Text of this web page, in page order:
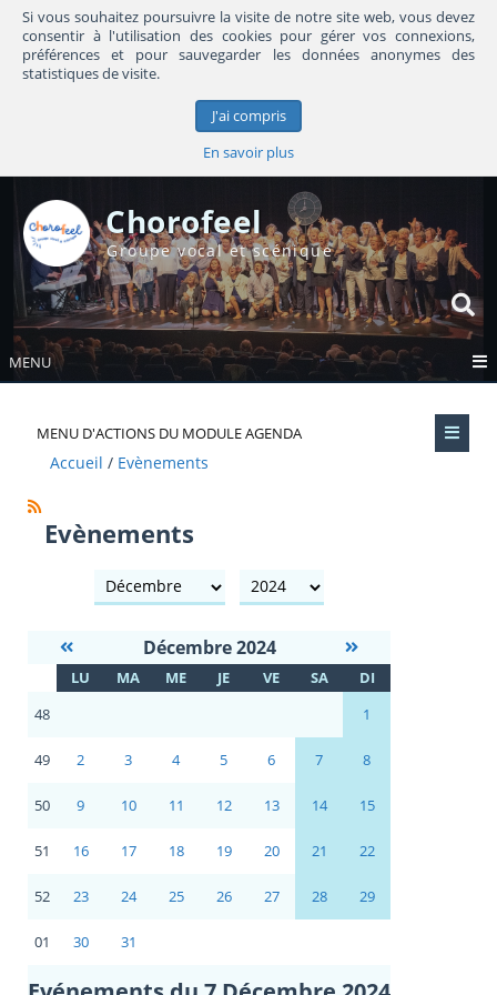
Si vous souhaitez poursuivre la visite de notre site web, vous devez
consentir à l'utilisation des cookies pour gérer vos connexions,
préférences et pour sauvegarder les données anonymes des
statistiques de visite.
J'ai compris
En savoir plus
Chorofeel
Groupe vocal et scénique
MENU
MENU D'ACTIONS DU MODULE AGENDA
Accueil Evènements
Evènements
mois année
Décembre 2024
LU MA ME JE VE SA
DI
48
1
49 2 3 4 5 6 7 8
50 9 10 11 12 13 14 15
51 16 17 18 19 20 21 22
52 23 24 25 26 27 28 29
01 30 31